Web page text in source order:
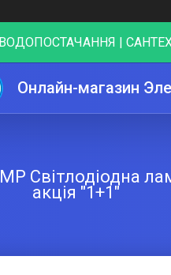
|
Онлайн-магазин
Світлодіодна
акція "1+1"